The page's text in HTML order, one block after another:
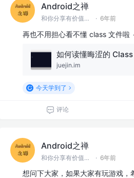
Android之禅
和你分享有价值有思考的技术文章 @微信 Ming_Lyan · 6年前
再也不用担心看不懂 class 文件啦
如何读懂晦涩的
juejin.im
今天学到了
评论
Android之禅
和你分享有价值有思考的技术文章 @微信 Ming_Lyan · 6年前
想问下大家，如果大家有玩游戏，